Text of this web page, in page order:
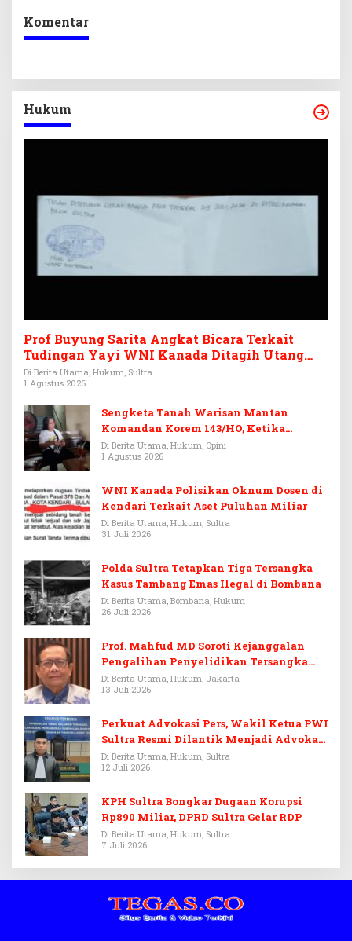
Komentar
Hukum
Prof Buyung Sarita Angkat Bicara Terkait
Tudingan Yayi WNI Kanada Ditagih Utang
Rp3,6 Miliar
Di Berita Utama, Hukum, Sultra
1 Agustus 2026
Sengketa Tanah Warisan Mantan
Komandan Korem 143/HO, Ketika
Warisan Menjadi Arena Pemerasan
Di Berita Utama, Hukum, Opini
1 Agustus 2026
WNI Kanada Polisikan Oknum Dosen di
Kendari Terkait Aset Puluhan Miliar
Di Berita Utama, Hukum, Sultra
31 Juli 2026
Polda Sultra Tetapkan Tiga Tersangka
Kasus Tambang Emas Ilegal di Bombana
Di Berita Utama, Bombana, Hukum
26 Juli 2026
Prof. Mahfud MD Soroti Kejanggalan
Pengalihan Penyelidikan Tersangka
Febrie Adriansyah
Di Berita Utama, Hukum, Jakarta
13 Juli 2026
Perkuat Advokasi Pers, Wakil Ketua PWI
Sultra Resmi Dilantik Menjadi Advokat
PERADI
Di Berita Utama, Hukum, Sultra
12 Juli 2026
KPH Sultra Bongkar Dugaan Korupsi
Rp890 Miliar, DPRD Sultra Gelar RDP
Di Berita Utama, Hukum, Sultra
7 Juli 2026